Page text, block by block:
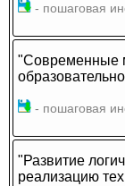
- пошаговая
"Современные
- пошаговая
"Развитие
реализацию